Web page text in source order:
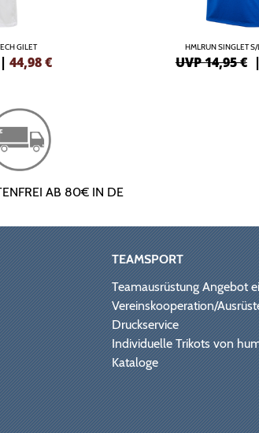
GILET
| 44,98€
HMLRUN SINGLET
UVP 14,95 € |
AB 80€ IN DE
TEAMSPORT
Teamausrüstung Angebot
Vereinskooperation/
Druckservice
Individuelle Trikots von
Kataloge